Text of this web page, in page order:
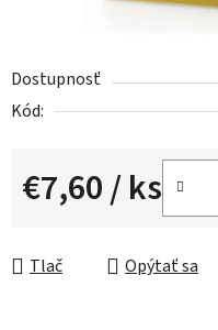
Dostupnosť
Kód:
€7,60/ ks
Tlač Opýtať sa